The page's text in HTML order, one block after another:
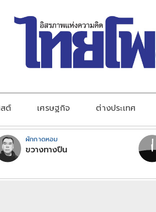
ต์ เศรษฐกิจ ต่างประเทศ
ผักกาดหอม
ขวางทางปืน